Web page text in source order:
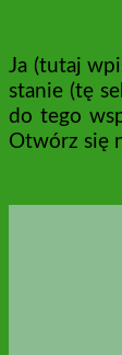
Ja (tutaj
stanie (tę
do tego
Otwórz się